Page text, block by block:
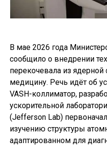
В мае 2026 года
сообщило о внедрении
перекочевала из
медицину. Речь идёт об
VASH-коллиматор,
ускорительной
(Jefferson Lab)
изучению структуры
адаптированном для